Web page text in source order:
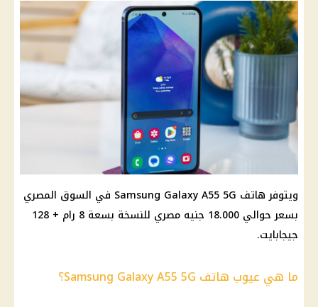
ويتوفر هاتف Samsung Galaxy A55 5G في السوق المصري
بسعر حوالي 18.000 جنيه مصري للنسخة بسعة 8 رام + 128
جيجابايت.
ما هي عيوب هاتف Samsung Galaxy A55 5G؟